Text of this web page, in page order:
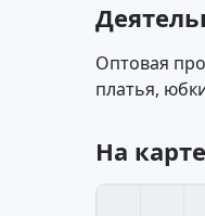
Оптовая
платья,
На карте